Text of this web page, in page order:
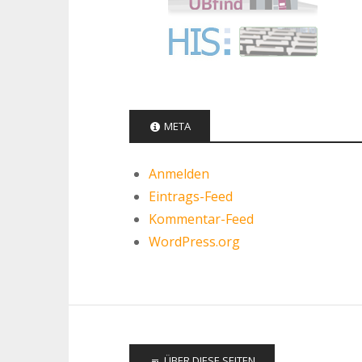
META
Anmelden
Eintrags-Feed
Kommentar-Feed
WordPress.org